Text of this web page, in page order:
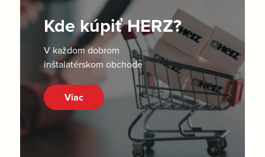
Kde kúpiť HERZ?
V každom dobrom
inštalatérskom obchode
Viac